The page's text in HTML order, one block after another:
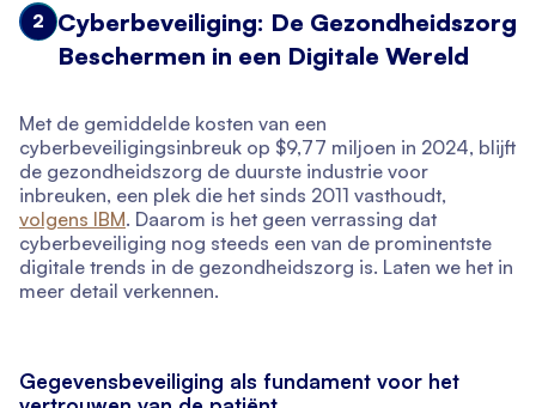
2
Cyberbeveiliging: De Gezondheidszorg
Beschermen in een Digitale Wereld
Met de gemiddelde kosten van een
cyberbeveiligingsinbreuk op $9,77 miljoen in 2024, blijft
de gezondheidszorg de duurste industrie voor
inbreuken, een plek die het sinds 2011 vasthoudt,
volgens IBM. Daarom is het geen verrassing dat
cyberbeveiliging nog steeds een van de prominentste
digitale trends in de gezondheidszorg is. Laten we het in
meer detail verkennen.
Gegevensbeveiliging als fundament voor het